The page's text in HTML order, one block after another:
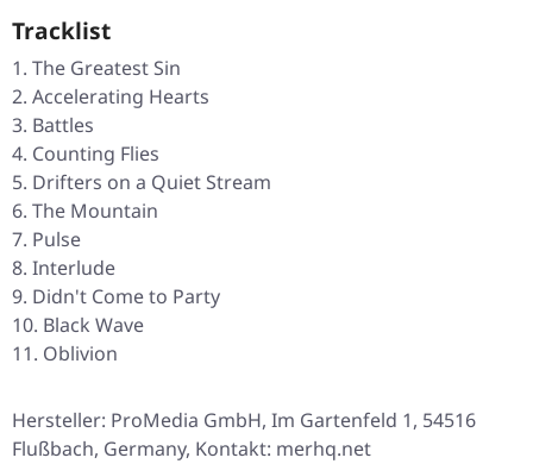
Tracklist
The Greatest Sin
Accelerating Hearts
Battles
Counting Flies
Drifters on a Quiet Stream
The Mountain
Pulse
Interlude
Didn't Come to Party
Black Wave
Oblivion
Hersteller: ProMedia GmbH, Im Gartenfeld 1, 54516
Flußbach, Germany, Kontakt: merhq.net